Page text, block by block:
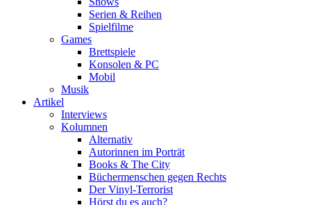
Serien & Reihen
Spielfilme
Games
Brettspiele
Konsolen & PC
Mobil
Musik
Artikel
Interviews
Kolumnen
Alternativ
Autorinnen im Porträt
Books & The City
Büchermenschen gegen Rechts
Der Vinyl-Terrorist
Hörst du es auch?